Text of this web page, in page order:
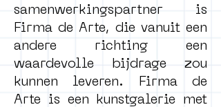
samenwerkingspartner is
Firma de Arte, die vanuit een
andere richting een
waardevolle bijdrage zou
kunnen leveren. Firma de
Arte is een kunstgalerie met